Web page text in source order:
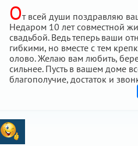
От всей души поздравляю
Недаром 10 лет совместной
свадьбой. Ведь теперь ваши
гибкими, но вместе с тем
олово. Желаю вам любить,
сильнее. Пусть в вашем доме
благополучие, достаток и